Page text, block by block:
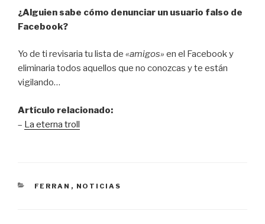
¿Alguien sabe cómo denunciar un usuario falso de
Facebook?
Yo de ti revisaria tu lista de «amigos» en el Facebook y
eliminaria todos aquellos que no conozcas y te están
vigilando…
Artículo relacionado:
– La eterna troll
CATEGORÍAS
FERRAN , NOTICIAS